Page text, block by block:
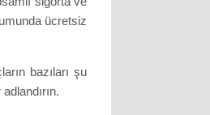
ücretsiz
bazıları şu